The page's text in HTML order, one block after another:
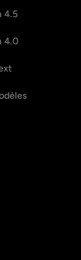
4.5
4.0